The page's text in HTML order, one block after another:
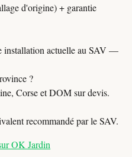
d'origine) + garantie
installation actuelle au SAV —
?
Corse et DOM sur devis.
recommandé par le SAV.
OK Jardin